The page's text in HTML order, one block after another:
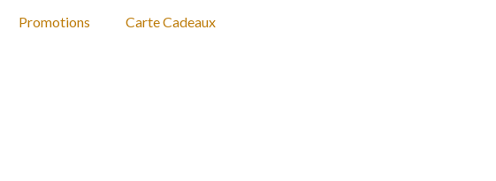
Promotions Carte Cadeaux